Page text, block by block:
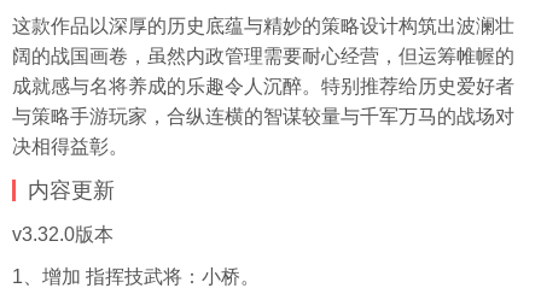
这款作品以深厚的历史底蕴与精妙的策略设计构筑出波澜壮
阔的战国画卷，虽然内政管理需要耐心经营，但运筹帷幄的
成就感与名将养成的乐趣令人沉醉。特别推荐给历史爱好者
与策略手游玩家，合纵连横的智谋较量与千军万马的战场对
决相得益彰。
内容更新
v3.32.0版本
1、增加 指挥技武将：小桥。